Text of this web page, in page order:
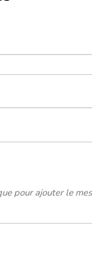
pour ajouter le